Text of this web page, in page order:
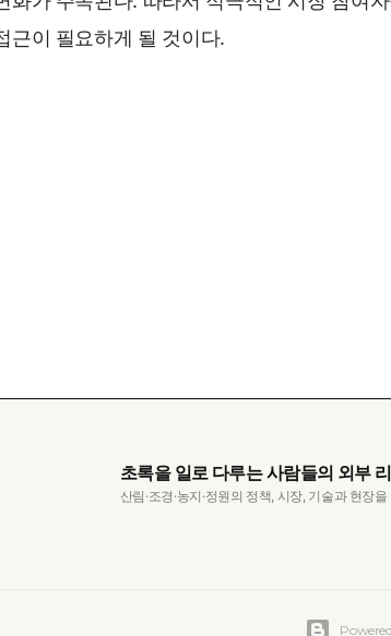
근이 필요하게 될 것이다.
초록을 일로 다루는 사람들의 외부
산림·조경·농지·정원의 정책, 시장, 기술과 현장